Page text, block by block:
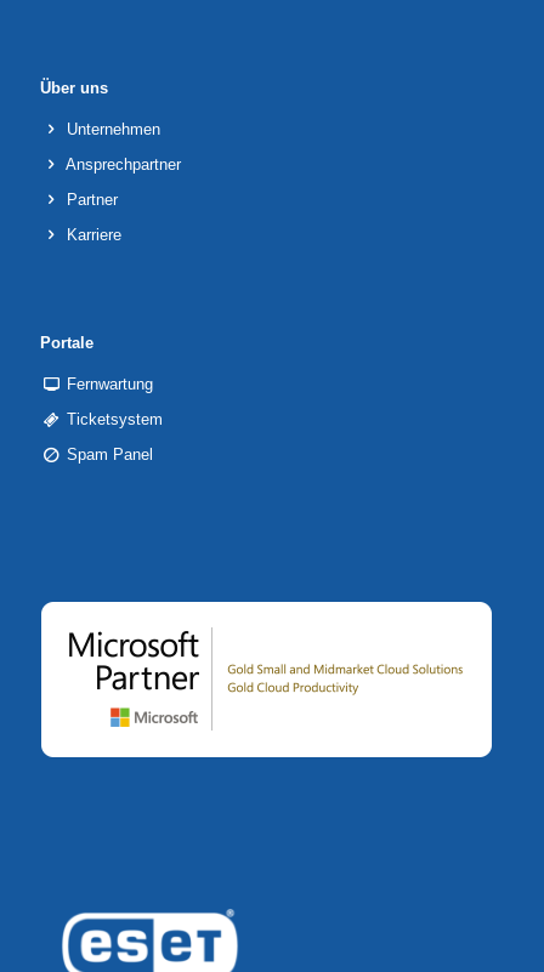
Über uns
Unternehmen
Ansprechpartner
Partner
Karriere
Portale
Fernwartung
Ticketsystem
Spam Panel